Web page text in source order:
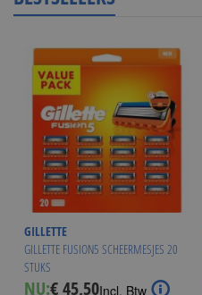
GILLETTE
GILLETTE FUSION5 SCHEERMESJES 20
STUKS
NU:€ 45,50Incl. Btw